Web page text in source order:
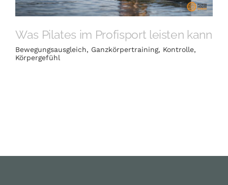
JETZT BUCHEN
Ausbildung
Was Pilates im Profisport leisten kann
Bewegungsausgleich, Ganzkörpertraining, Kontrolle,
Körpergefühl